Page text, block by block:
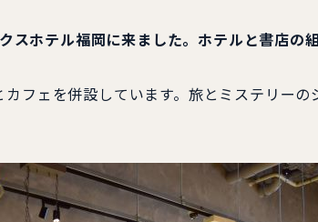
ホテル福岡に来ました。ホテルと書店の
フェを併設しています。旅とミステリー